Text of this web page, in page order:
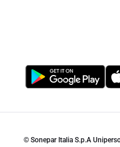
© Sonepar Italia S.p.A